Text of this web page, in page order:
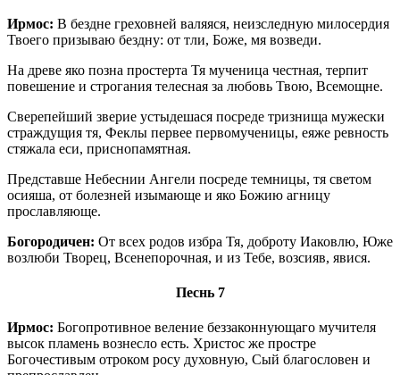
Ирмос: В бездне греховней валяяся, неизследную милосердия
Твоего призываю бездну: от тли, Боже, мя возведи.
На древе яко позна простерта Тя мученица честная, терпит
повешение и строгания телесная за любовь Твою, Всемощне.
Сверепейший зверие устыдешася посреде тризнища мужески
страждущия тя, Феклы первее первомученицы, еяже ревность
стяжала еси, приснопамятная.
Представше Небеснии Ангели посреде темницы, тя светом
осияша, от болезней изымающе и яко Божию агницу
прославляюще.
Богородичен: От всех родов избра Тя, доброту Иаковлю, Юже
возлюби Творец, Всенепорочная, и из Тебе, возсияв, явися.
Песнь 7
Ирмос: Богопротивное веление беззаконнующаго мучителя
высок пламень вознесло есть. Христос же простре
Богочестивым отроком росу духовную, Сый благословен и